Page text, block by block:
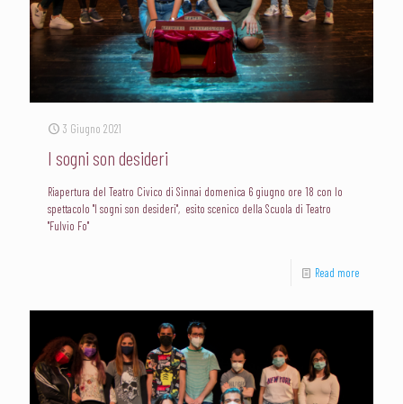
3 Giugno 2021
I sogni son desideri
Riapertura del Teatro Civico di Sinnai domenica 6 giugno ore 18 con lo
spettacolo "I sogni son desideri", esito scenico della Scuola di Teatro
"Fulvio Fo"
Read more